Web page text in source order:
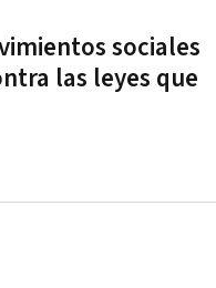
sociales
las leyes que